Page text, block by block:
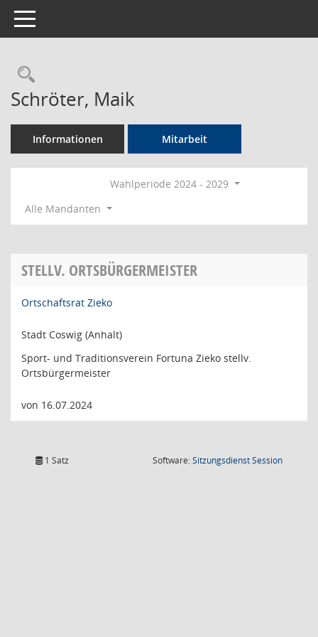
Toggle navigation
Rechercheauswahl
Schröter, Maik
Informationen Mitarbeit
Wahlperiode 2024 - 2029
Alle Mandanten
STELLV. ORTSBÜRGERMEISTER
Ortschaftsrat Zieko
Stadt Coswig (Anhalt)
Sport- und Traditionsverein Fortuna Zieko stellv.
Ortsbürgermeister
von 16.07.2024
1 Satz Software:SitzungsdienstSession(Wird in